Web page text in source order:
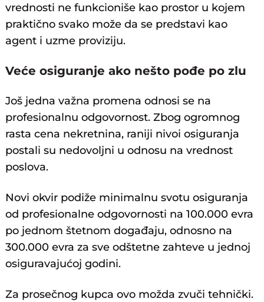
vrednosti ne funkcioniše kao prostor u kojem
praktično svako može da se predstavi kao
agent i uzme proviziju.
Veće osiguranje ako nešto pođe po zlu
Još jedna važna promena odnosi se na
profesionalnu odgovornost. Zbog ogromnog
rasta cena nekretnina, raniji nivoi osiguranja
postali su nedovoljni u odnosu na vrednost
poslova.
Novi okvir podiže minimalnu svotu osiguranja
od profesionalne odgovornosti na 100.000 evra
po jednom štetnom događaju, odnosno na
300.000 evra za sve odštetne zahteve u jednoj
osiguravajućoj godini.
Za prosečnog kupca ovo možda zvuči tehnički.